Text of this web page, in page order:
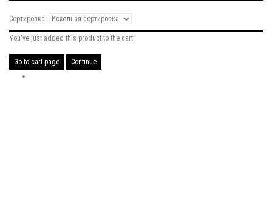
Сортировка:
You've just added this product to the cart:
Go to cart page Continue